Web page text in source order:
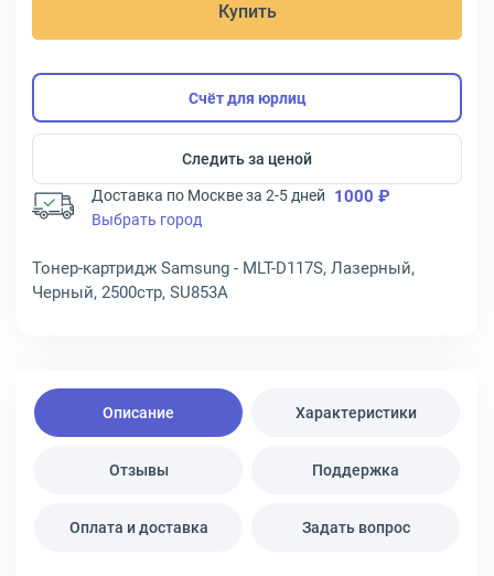
Купить
Счёт для юрлиц
Следить за ценой
Доставка по Москве за 2-5 дней 1000 ₽
Выбрать город
Тонер-картридж Samsung - MLT-D117S, Лазерный,
Черный, 2500стр, SU853A
Описание Характеристики
Отзывы Поддержка
Оплата и доставка Задать вопрос